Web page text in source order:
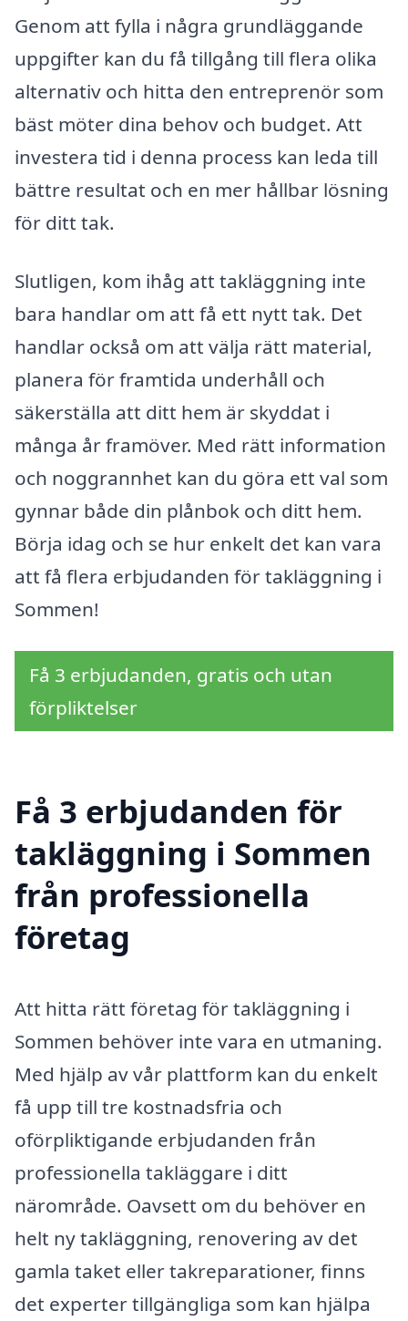
Genom att fylla i några grundläggande
uppgifter kan du få tillgång till flera olika
alternativ och hitta den entreprenör som
bäst möter dina behov och budget. Att
investera tid i denna process kan leda till
bättre resultat och en mer hållbar lösning
för ditt tak.
Slutligen, kom ihåg att takläggning inte
bara handlar om att få ett nytt tak. Det
handlar också om att välja rätt material,
planera för framtida underhåll och
säkerställa att ditt hem är skyddat i
många år framöver. Med rätt information
och noggrannhet kan du göra ett val som
gynnar både din plånbok och ditt hem.
Börja idag och se hur enkelt det kan vara
att få flera erbjudanden för takläggning i
Sommen!
Få 3 erbjudanden, gratis och utan
förpliktelser
Få 3 erbjudanden för
takläggning i Sommen
från professionella
företag
Att hitta rätt företag för takläggning i
Sommen behöver inte vara en utmaning.
Med hjälp av vår plattform kan du enkelt
få upp till tre kostnadsfria och
oförpliktigande erbjudanden från
professionella takläggare i ditt
närområde. Oavsett om du behöver en
helt ny takläggning, renovering av det
gamla taket eller takreparationer, finns
det experter tillgängliga som kan hjälpa